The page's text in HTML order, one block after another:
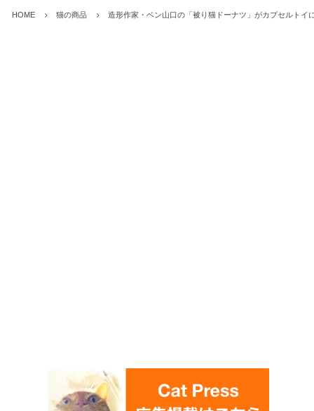
HOME 猫の商品 造形作家・ベン山口の「被り猫ドーナツ」がカプセルトイ